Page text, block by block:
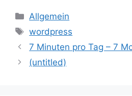
Kategorien
Allgemein
Schlagwörter
wordpress
7 Minuten pro Tag – 7
(untitled)